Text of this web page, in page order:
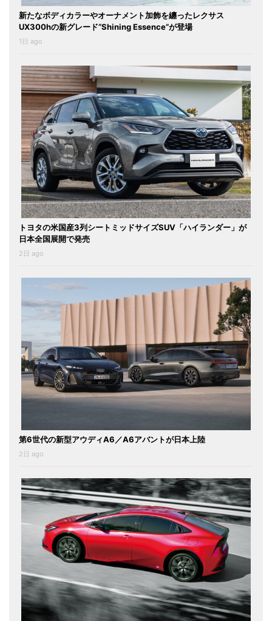
新たなボディカラーやオーナメント加飾を纏ったレクサス
UX300hの新グレード“Shining Essence”が登場
1日 ago
トヨタの米国産3列シートミッドサイズSUV「ハイランダー」が
日本全国展開で発売
2日 ago
第6世代の新型アウディA6／A6アバントが日本上陸
2日 ago